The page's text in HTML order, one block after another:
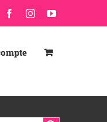
FacebookInstagramYouTube